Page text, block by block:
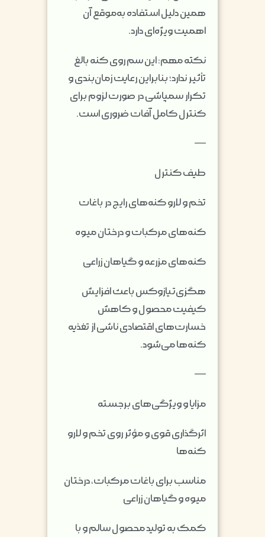
همین دلیل استفاده به‌موقع آن
اهمیت ویژه‌ای دارد.
نکته مهم: این سم روی کنه بالغ
تأثیر ندارد؛ بنابراین رعایت زمان‌بندی و
تکرار سمپاشی در صورت لزوم برای
کنترل کامل آفات ضروری است.
—
طیف کنترل
تخم و لارو کنه‌های رایج در باغات
کنه‌های مرکبات و درختان میوه
کنه‌های مزرعه و گیاهان زراعی
هگزی‌تیازوکس باعث افزایش
کیفیت محصول و کاهش
خسارت‌های اقتصادی ناشی از تغذیه
کنه‌ها می‌شود.
—
مزایا و ویژگی‌های برجسته
اثرگذاری قوی و مؤثر روی تخم و لارو
کنه‌ها
مناسب برای باغات مرکبات، درختان
میوه و گیاهان زراعی
کمک به تولید محصول سالم و با